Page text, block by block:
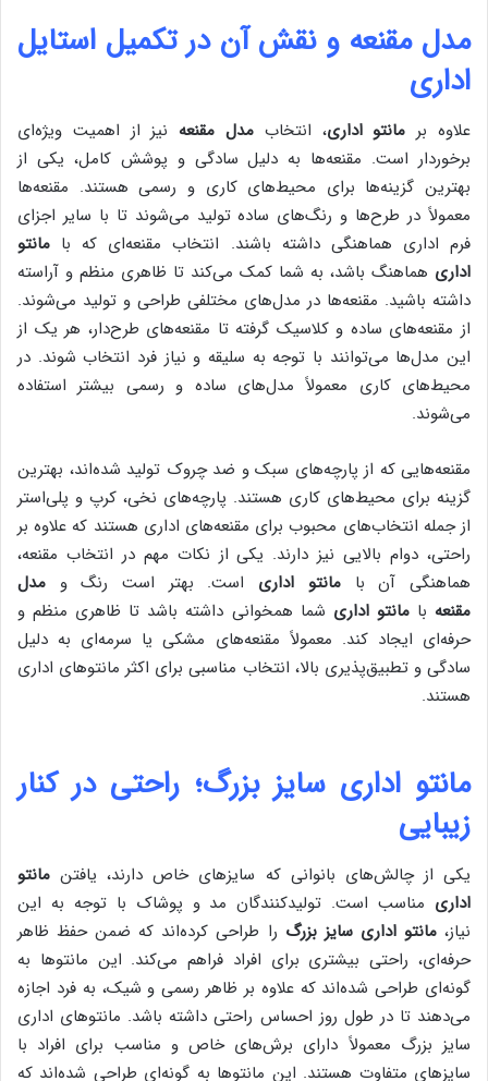
مدل مقنعه و نقش آن در تکمیل استایل
اداری
علاوه بر مانتو اداری، انتخاب مدل مقنعه نیز از اهمیت ویژه‌ای
برخوردار است. مقنعه‌ها به دلیل سادگی و پوشش کامل، یکی از
بهترین گزینه‌ها برای محیط‌های کاری و رسمی هستند. مقنعه‌ها
معمولاً در طرح‌ها و رنگ‌های ساده تولید می‌شوند تا با سایر اجزای
فرم اداری هماهنگی داشته باشند. انتخاب مقنعه‌ای که با مانتو
اداری هماهنگ باشد، به شما کمک می‌کند تا ظاهری منظم و آراسته
داشته باشید. مقنعه‌ها در مدل‌های مختلفی طراحی و تولید می‌شوند.
از مقنعه‌های ساده و کلاسیک گرفته تا مقنعه‌های طرح‌دار، هر یک از
این مدل‌ها می‌توانند با توجه به سلیقه و نیاز فرد انتخاب شوند. در
محیط‌های کاری معمولاً مدل‌های ساده و رسمی بیشتر استفاده
می‌شوند.
مقنعه‌هایی که از پارچه‌های سبک و ضد چروک تولید شده‌اند، بهترین
گزینه برای محیط‌های کاری هستند. پارچه‌های نخی، کرپ و پلی‌استر
از جمله انتخاب‌های محبوب برای مقنعه‌های اداری هستند که علاوه بر
راحتی، دوام بالایی نیز دارند. یکی از نکات مهم در انتخاب مقنعه،
هماهنگی آن بامانتو اداری است. بهتر است رنگ و مدل
مقنعه بامانتو اداری شما همخوانی داشته باشد تا ظاهری منظم و
حرفه‌ای ایجاد کند. معمولاً مقنعه‌های مشکی یا سرمه‌ای به دلیل
سادگی و تطبیق‌پذیری بالا، انتخاب مناسبی برای اکثر مانتوهای اداری
هستند.
مانتو اداری سایز بزرگ؛ راحتی در کنار
زیبایی
یکی از چالش‌های بانوانی که سایزهای خاص دارند، یافتن مانتو
اداری مناسب است. تولیدکنندگان مد و پوشاک با توجه به این
نیاز،مانتو اداری سایز بزرگ را طراحی کرده‌اند که ضمن حفظ ظاهر
حرفه‌ای، راحتی بیشتری برای افراد فراهم می‌کند. این مانتوها به
گونه‌ای طراحی شده‌اند که علاوه بر ظاهر رسمی و شیک، به فرد اجازه
می‌دهند تا در طول روز احساس راحتی داشته باشد. مانتوهای اداری
سایز بزرگ معمولاً دارای برش‌های خاص و مناسب برای افراد با
سایزهای متفاوت هستند. این مانتوها به گونه‌ای طراحی شده‌اند که